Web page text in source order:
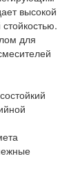
высокой
для